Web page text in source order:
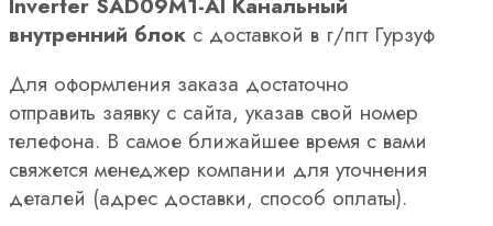
внутренний блок с доставкой в г/пгт Гурзуф
Для оформления заказа достаточно
отправить заявку с сайта, указав свой номер
телефона. В самое ближайшее время с вами
свяжется менеджер компании для уточнения
деталей (адрес доставки, способ оплаты).